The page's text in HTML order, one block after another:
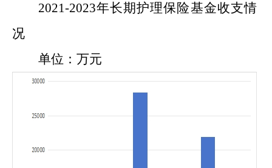
2021-2023年长期护理保险基金收支情
况
单位： 万元